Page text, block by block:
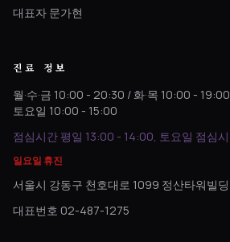
대표자 문가현
진료 정보
월·수·금 10:00 - 20:30 / 화·목 10:00 - 19:00
토요일 10:00 - 15:00
점심시간 평일 13:00 - 14:00, 토요일 점심
일요일 휴진
서울시 강동구 천호대로 1099 정산타워빌
대표번호 02-487-1275